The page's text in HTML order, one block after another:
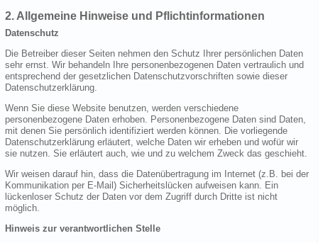
2. Allgemeine Hinweise und Pflichtinformationen
Datenschutz
Die Betreiber dieser Seiten nehmen den Schutz Ihrer persönlichen Daten
sehr ernst. Wir behandeln Ihre personenbezogenen Daten vertraulich und
entsprechend der gesetzlichen Datenschutzvorschriften sowie dieser
Datenschutzerklärung.
Wenn Sie diese Website benutzen, werden verschiedene
personenbezogene Daten erhoben. Personenbezogene Daten sind Daten,
mit denen Sie persönlich identifiziert werden können. Die vorliegende
Datenschutzerklärung erläutert, welche Daten wir erheben und wofür wir
sie nutzen. Sie erläutert auch, wie und zu welchem Zweck das geschieht.
Wir weisen darauf hin, dass die Datenübertragung im Internet (z.B. bei der
Kommunikation per E-Mail) Sicherheitslücken aufweisen kann. Ein
lückenloser Schutz der Daten vor dem Zugriff durch Dritte ist nicht
möglich.
Hinweis zur verantwortlichen Stelle